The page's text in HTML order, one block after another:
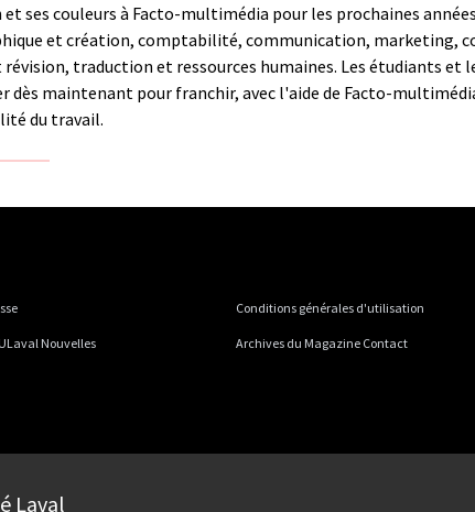
ses couleurs à Facto-multimédia pour les prochaines
et création, comptabilité, communication, marketing,
traduction et ressources humaines. Les étudiants et
maintenant pour franchir, avec l'aide de Facto-
du travail.
Conditions générales d'utilisation
Nouvelles Archives du Magazine Contact
Laval